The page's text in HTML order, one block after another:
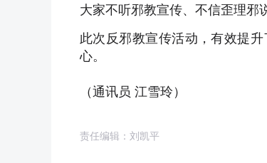
大家不听邪教宣传、不信歪理邪
此次反邪教宣传活动，有效提
心。
（通讯员 江雪玲）
责任编辑：刘凯平